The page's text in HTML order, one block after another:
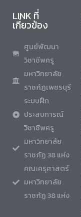
LINK ที่
เกี่ยวข้อง
ศูนย์พัฒนา
วิชาชีพครู
มหาวิทยาลัย
ราชภัฏเพชรบุรี
ระบบฝึก
ประสบการณ์
วิชาชีพครู
มหาวิทยาลัย
ราชภัฏ 38 แห่ง
คณะครุศาสตร์
มหาวิทยาลัย
ราชภัฏ 38 แห่ง